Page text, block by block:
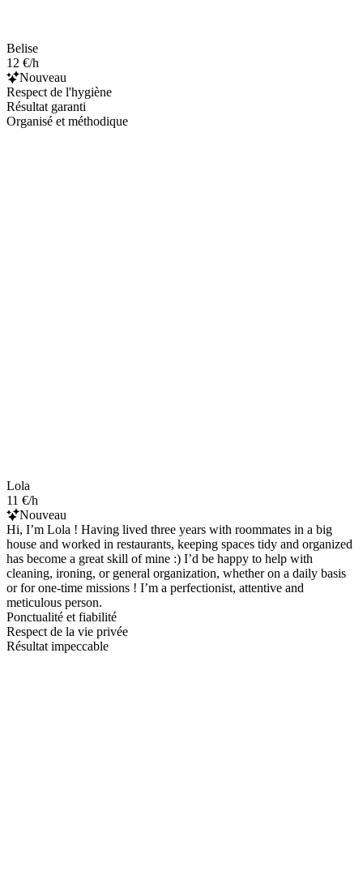
Belise
12 €/h
Nouveau
Respect de l'hygiène
Résultat garanti
Organisé et méthodique
Lola
11 €/h
Nouveau
Hi, I’m Lola ! Having lived three years with roommates in a big
house and worked in restaurants, keeping spaces tidy and organized
has become a great skill of mine :) I’d be happy to help with
cleaning, ironing, or general organization, whether on a daily basis
or for one-time missions ! I’m a perfectionist, attentive and
meticulous person.
Ponctualité et fiabilité
Respect de la vie privée
Résultat impeccable